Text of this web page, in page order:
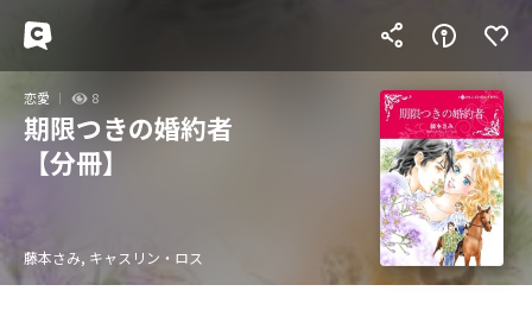
恋愛 8
期限つきの婚約者
【分冊】
藤本さみ, キャスリン・ロス